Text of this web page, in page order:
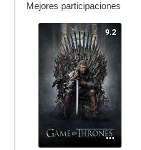
Mejores participaciones
9.2